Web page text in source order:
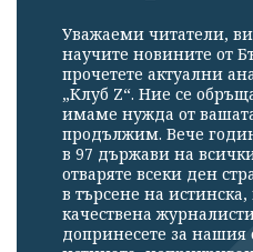
Уважаеми читатели,
научите новините от
прочетете актуални
„Клуб Z“. Ние се
имаме нужда от
продължим. Вече
в 97 държави на
отваряте всеки ден
в търсене на
качествена
допринесете за